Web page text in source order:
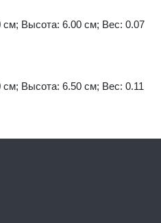
Высота: 6.00 см; Вес: 0.07
Высота: 6.50 см; Вес: 0.11